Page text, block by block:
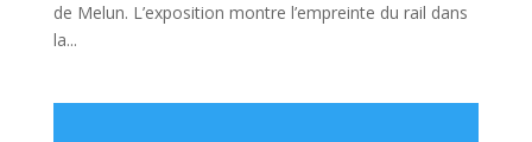
de Melun. L’exposition montre l’empreinte du rail dans
la...